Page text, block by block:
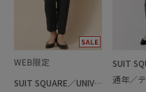
SUIT SQUARE／UNIVERSAL LANGUAGE／WHITE